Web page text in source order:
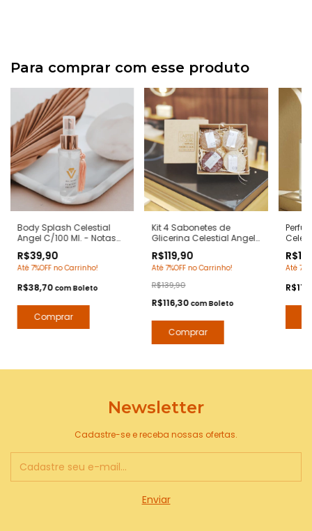
Para comprar com esse produto
Body Splash Celestial
Angel C/100 Ml. - Notas
Colônia Desodorante
Corporal - Contratipos
R$39,90
Até 7%OFF no Carrinho!
R$38,70 comBoleto
Kit 4 Sabonetes de
Glicerina Celestial Angel
Angel Tierry Mugler -
Hidratante com Extratos
Naturais - Arte 1 Perfumes
R$119,90
Até 7%OFF no Carrinho!
R$139,90
R$116,30 comBoleto
Até
Newsletter
Cadastre-se e receba nossas ofertas.